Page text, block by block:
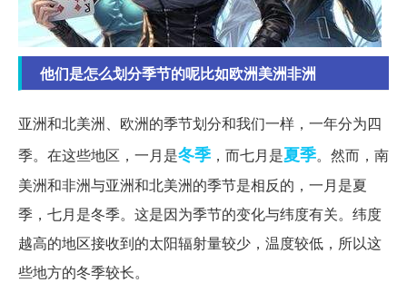
他们是怎么划分季节的呢比如欧洲美洲非洲
亚洲和北美洲、欧洲的季节划分和我们一样，一年分为四
季。在这些地区，一月是冬季 ，而七月是夏季。然而，南
美洲和非洲与亚洲和北美洲的季节是相反的，一月是夏
季，七月是冬季。这是因为季节的变化与纬度有关。纬度
越高的地区接收到的太阳辐射量较少，温度较低，所以这
些地方的冬季较长。